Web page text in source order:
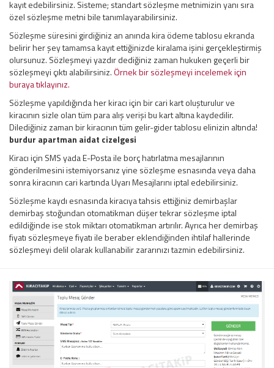
kayıt edebilirsiniz. Sisteme; standart sözleşme metnimizin yanı sıra
özel sözleşme metni bile tanımlayarabilirsiniz.
Sözleşme süresini girdiğiniz an anında kira ödeme tablosu ekranda
belirir her şey tamamsa kayıt ettiğinizde kiralama işini gerçekleştirmiş
olursunuz. Sözleşmeyi yazdır dediğiniz zaman hukuken geçerli bir
sözleşmeyi çıktı alabilirsiniz.Örnek bir sözleşmeyi incelemek için
buraya tıklayınız.
Sözleşme yapıldığında her kiracı için bir cari kart oluşturulur ve
kiracının sizle olan tüm para alış verişi bu kart altına kaydedilir.
Dilediğiniz zaman bir kiracının tüm gelir-gider tablosu elinizin altında!
burdur apartman aidat cizelgesi
Kiracı için SMS yada E-Posta ile borç hatırlatma mesajlarının
gönderilmesini istemiyorsanız yine sözleşme esnasında veya daha
sonra kiracının cari kartında Uyarı Mesajlarını iptal edebilirsiniz.
Sözleşme kaydı esnasında kiracıya tahsis ettiğiniz demirbaşlar
demirbaş stoğundan otomatikman düşer tekrar sözleşme iptal
edildiğinde ise stok miktarı otomatikman artırılır. Ayrıca her demirbaş
fiyatı sözleşmeye fiyatı ile beraber eklendiğinden ihtilaf hallerinde
sözleşmeyi delil olarak kullanabilir zararınızı tazmin edebilirsiniz.